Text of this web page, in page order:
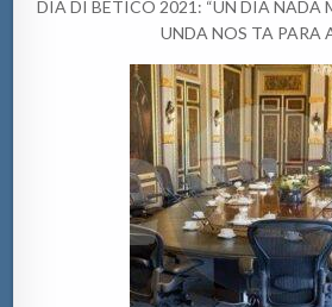
DIA DI BETICO 2021: “UN DIA NADA
UNDA NOS TA PARA